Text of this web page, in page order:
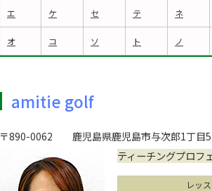
エ ケ セ テ ネ
オ コ ソ ト ノ
amitie golf
〒890-0062 鹿児島県鹿児島市与次郎1丁目
ティーチングプロフ
レッ